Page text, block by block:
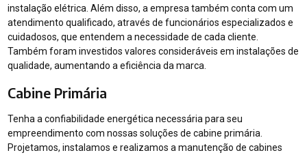
instalação elétrica. Além disso, a empresa também conta com um
atendimento qualificado, através de funcionários especializados e
cuidadosos, que entendem a necessidade de cada cliente.
Também foram investidos valores consideráveis em instalações de
qualidade, aumentando a eficiência da marca.
Cabine Primária
Tenha a confiabilidade energética necessária para seu
empreendimento com nossas soluções de cabine primária.
Projetamos, instalamos e realizamos a manutenção de cabines